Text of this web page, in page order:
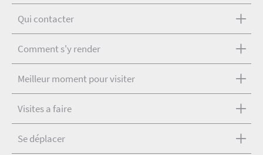
Qui contacter
Comment s'y render
Meilleur moment pour visiter
Visites a faire
Se déplacer